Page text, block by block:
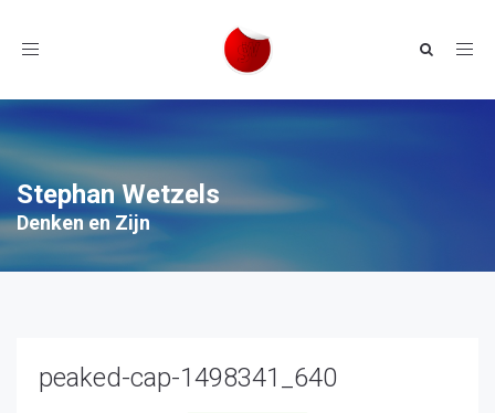
Toggle
Stephan Wetzels
Denken en Zijn
peaked-cap-1498341_640